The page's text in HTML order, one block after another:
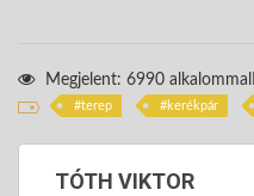
Megjelent: 6990 alkalommal
terep kerékpár
TÓTH VIKTOR